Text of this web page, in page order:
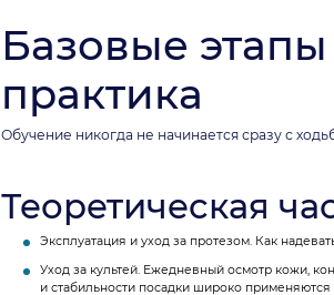
Базовые
практика
Обучение никогда не начинается сразу с
Теоретическая
Эксплуатация и уход за протезом. Как
Уход за культей. Ежедневный осмотр кожи,
и стабильности посадки широко